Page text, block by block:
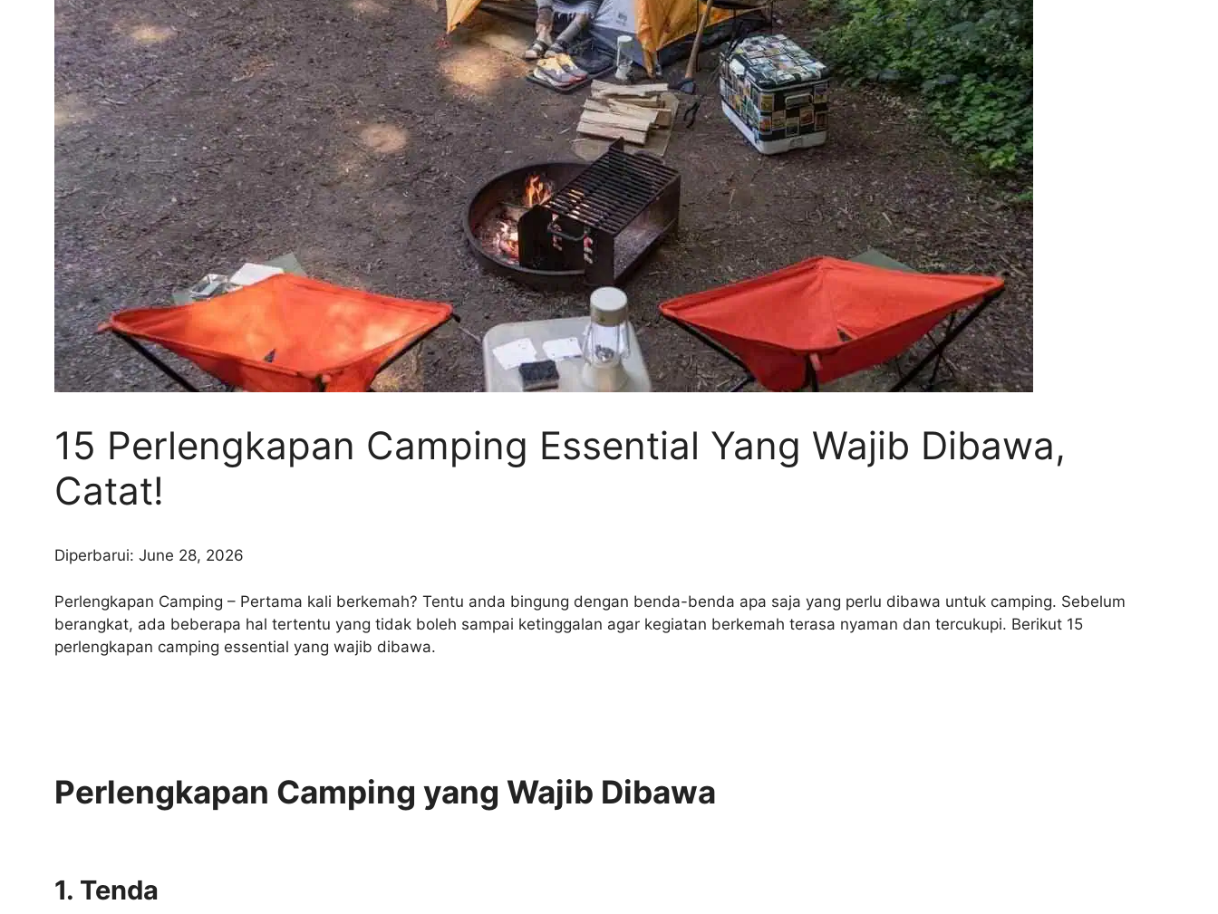
15 Perlengkapan Camping Essential Yang Wajib Dibawa,
Catat!
Diperbarui: June 28, 2026
Perlengkapan Camping – Pertama kali berkemah? Tentu anda bingung dengan benda-benda apa saja yang perlu dibawa untuk camping. Sebelum
berangkat, ada beberapa hal tertentu yang tidak boleh sampai ketinggalan agar kegiatan berkemah terasa nyaman dan tercukupi. Berikut 15
perlengkapan camping essential yang wajib dibawa.
Perlengkapan Camping yang Wajib Dibawa
1. Tenda